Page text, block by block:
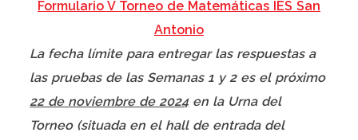
Formulario V Torneo de Matemáticas IES San
Antonio
La fecha límite para entregar las respuestas a
las pruebas de las Semanas 1 y 2 es el próximo
22 de noviembre de 2024en la Urna del
Torneo (situada en el hall de entrada del